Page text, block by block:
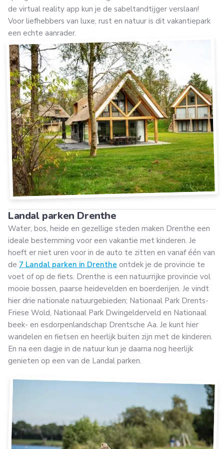
de virtual reality app kun je de sabeltandtijger verslaan!
Voor liefhebbers van luxe, rust en natuur is dit vakantiepark
een echte aanrader.
Landal parken Drenthe
Water, bos, heide en gezellige steden maken Drenthe een
ideale bestemming voor een vakantie met kinderen. Je
hoeft er niet uren voor in de auto te zitten en vanaf één van
de 7 Landal parken in Drenthe ontdek je de provincie te
voet of op de fiets. Drenthe is een natuurrijke provincie vol
mooie bossen, paarse heidevelden en boerderijen. Je vindt
hier drie nationale natuurgebieden; Nationaal Park Drents-
Friese Wold, Nationaal Park Dwingelderveld en Nationaal
beek- en esdorpenlandschap Drentsche Aa. Je kunt hier
wandelen en fietsen en heerlijk buiten zijn met de kinderen.
En na een dagje in de natuur kun je daarna nog heerlijk
genieten op een van de Landal parken.